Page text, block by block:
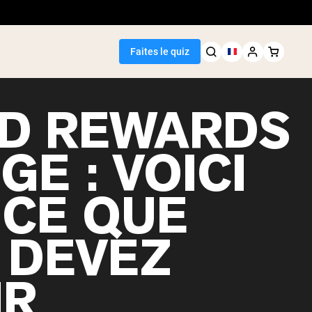
Faites le quiz
Meilleure Vente
pois
REWARDS
: VOICI
QUE